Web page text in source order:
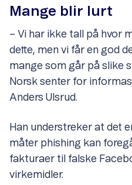
Mange blir lurt
– Vi har ikke tall på hvor
dette, men vi får en god
mange som går på slike
Norsk senter for
Anders Ulsrud.
Han understreker at det
måter phishing kan
fakturaer til falske
virkemidler.